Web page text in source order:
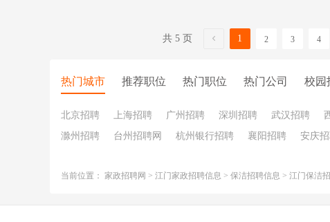
共 5 页 1 2 3 4
热门城市 推荐职位 热门职位 热门公司 校园
北京招聘 上海招聘 广州招聘 深圳招聘 武汉招聘
滁州招聘
台州招聘网 杭州银行招聘 襄阳招聘 安庆招
当前位置： 家政招聘网 > 江门家政招聘信息 > 保洁招聘信息 > 江门保洁